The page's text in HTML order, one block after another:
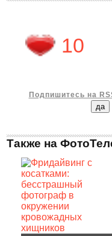
10
Подпишитесь на
Также на